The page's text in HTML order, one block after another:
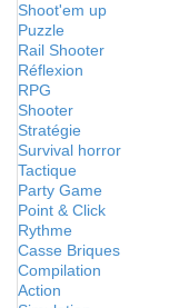
Shoot'em up
Puzzle
Rail Shooter
Réflexion
RPG
Shooter
Stratégie
Survival horror
Tactique
Party Game
Point & Click
Rythme
Casse Briques
Compilation
Action